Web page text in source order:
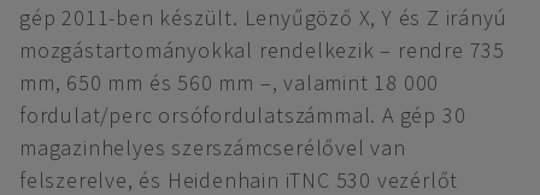
gép 2011-ben készült. Lenyűgöző X, Y és Z irányú
mozgástartományokkal rendelkezik – rendre 735
mm, 650 mm és 560 mm –, valamint 18 000
fordulat/perc orsófordulatszámmal. A gép 30
magazinhelyes szerszámcserélővel van
felszerelve, és Heidenhain iTNC 530 vezérlőt